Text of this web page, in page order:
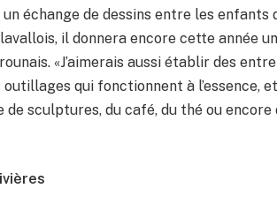
échange de dessins entre les enfants
il donnera encore cette année
«J’aimerais aussi établir des
qui fonctionnent à l’essence,
sculptures, du café, du thé ou encore